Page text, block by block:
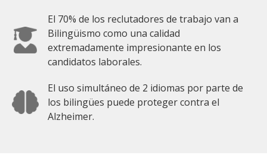
El 70% de los reclutadores de trabajo van a
Bilingüismo como una calidad
extremadamente impresionante en los
candidatos laborales.
El uso simultáneo de 2 idiomas por parte de
los bilingües puede proteger contra el
Alzheimer.